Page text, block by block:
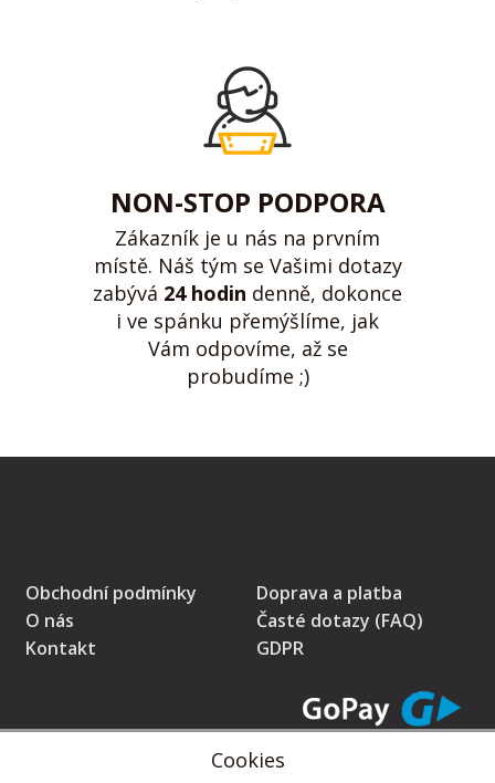
Cookies
NON-STOP PODPORA
Zákazník je u nás na prvním
místě. Náš tým se Vašimi dotazy
zabývá 24 hodin denně, dokonce
i ve spánku přemýšlíme, jak
Vám odpovíme, až se
probudíme ;)
Obchodní podmínky
O nás
Kontakt
Doprava a platba
Časté dotazy (FAQ)
GDPR